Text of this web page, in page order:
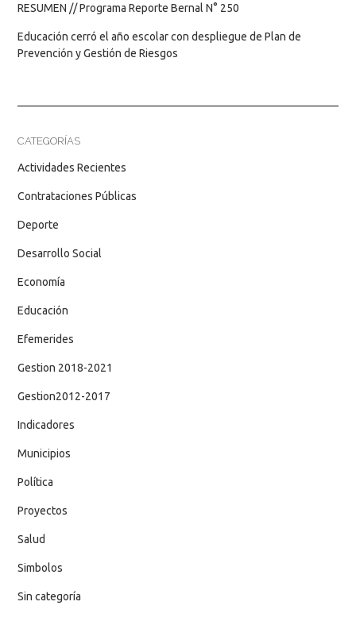
RESUMEN // Programa Reporte Bernal N° 250
Educación cerró el año escolar con despliegue de Plan de
Prevención y Gestión de Riesgos
CATEGORÍAS
Actividades Recientes
Contrataciones Públicas
Deporte
Desarrollo Social
Economía
Educación
Efemerides
Gestion 2018-2021
Gestion2012-2017
Indicadores
Municipios
Política
Proyectos
Salud
Simbolos
Sin categoría